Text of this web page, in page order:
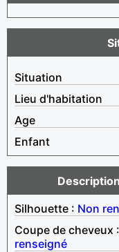
Situation
Lieu d'habitation
Age
Enfant
Silhouette : Non
Coupe de cheveux :
renseigné